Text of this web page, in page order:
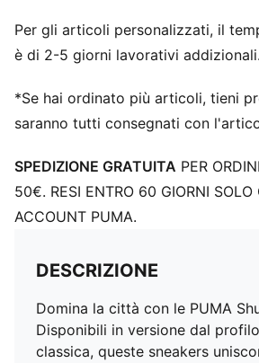
Per gli articoli personalizzati, il
è di 2-5 giorni lavorativi addizionali.
*Se hai ordinato più articoli, tieni
saranno tutti consegnati con
SPEDIZIONE GRATUITA PER
50€. RESI ENTRO 60 GIORNI
ACCOUNT PUMA.
DESCRIZIONE
Domina la città con le PUMA
Disponibili in versione dal
classica, queste sneakers